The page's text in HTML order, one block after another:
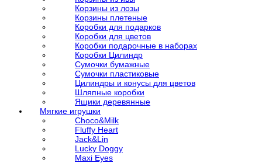
Корзины из лозы
Корзины плетеные
Коробки для подарков
Коробки для цветов
Коробки подарочные в наборах
Коробки Цилиндр
Сумочки бумажные
Сумочки пластиковые
Цилиндры и конусы для цветов
Шляпные коробки
Ящики деревянные
Мягкие игрушки
Choco&Milk
Fluffy Heart
Jack&Lin
Lucky Doggy
Maxi Eyes